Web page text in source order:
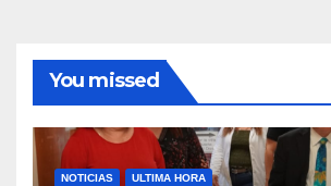
You missed
NOTICIAS ULTIMA HORA